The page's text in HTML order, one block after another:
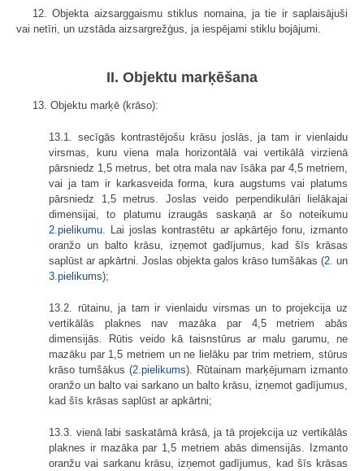
12. Objekta aizsarggaismu stiklus nomaina, ja tie ir saplaisājuši
vai netīri, un uzstāda aizsargrežģus, ja iespējami stiklu bojājumi.
II. Objektu marķēšana
13. Objektu marķē (krāso):
13.1. secīgās kontrastējošu krāsu joslās, ja tam ir vienlaidu
virsmas, kuru viena mala horizontālā vai vertikālā virzienā
pārsniedz 1,5 metrus, bet otra mala nav īsāka par 4,5 metriem,
vai ja tam ir karkasveida forma, kura augstums vai platums
pārsniedz 1,5 metrus. Joslas veido perpendikulāri lielākajai
dimensijai, to platumu izraugās saskaņā ar šo noteikumu
2.pielikumu. Lai joslas kontrastētu ar apkārtējo fonu, izmanto
oranžo un balto krāsu, izņemot gadījumus, kad šīs krāsas
saplūst ar apkārtni. Joslas objekta galos krāso tumšākas (2. un
3.pielikums);
13.2. rūtainu, ja tam ir vienlaidu virsmas un to projekcija uz
vertikālās plaknes nav mazāka par 4,5 metriem abās
dimensijās. Rūtis veido kā taisnstūrus ar malu garumu, ne
mazāku par 1,5 metriem un ne lielāku par trim metriem, stūrus
krāso tumšākus (2.pielikums). Rūtainam marķējumam izmanto
oranžo un balto vai sarkano un balto krāsu, izņemot gadījumus,
kad šīs krāsas saplūst ar apkārtni;
13.3. vienā labi saskatāmā krāsā, ja tā projekcija uz vertikālās
plaknes ir mazāka par 1,5 metriem abās dimensijās. Izmanto
oranžu vai sarkanu krāsu, izņemot gadījumus, kad šīs krāsas